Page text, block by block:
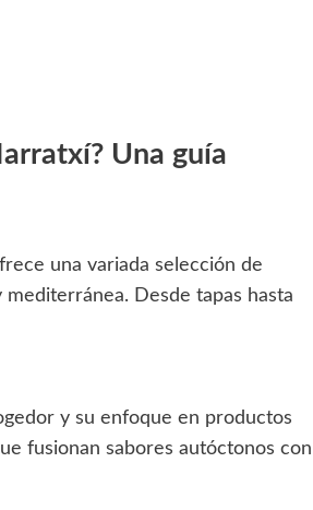
Una guía
una variada selección de
Desde tapas hasta
y su enfoque en productos
fusionan sabores autóctonos con